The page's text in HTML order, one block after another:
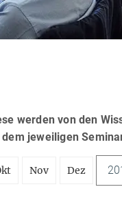
werden von den
jeweiligen
Nov Dez